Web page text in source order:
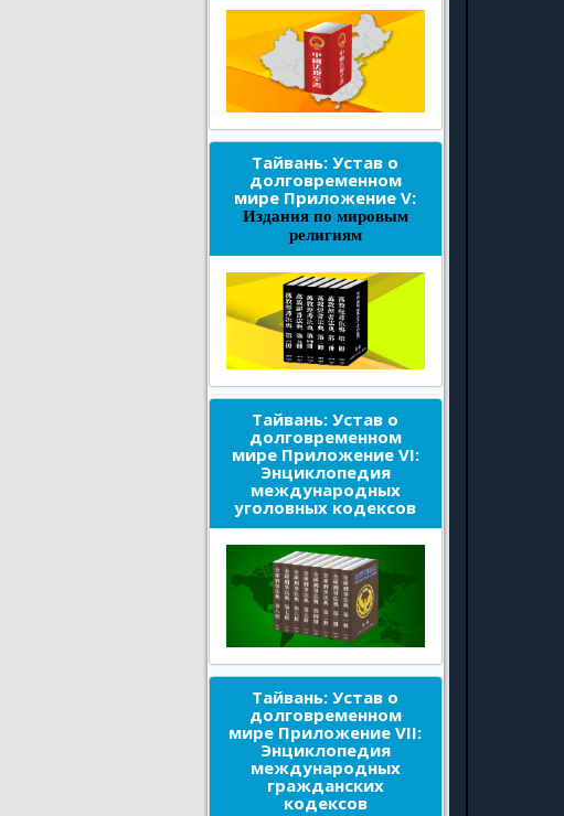
Тайвань: Устав о
долговременном
мире Приложение V:
Издания по мировым
религиям
Тайвань: Устав о
долговременном
мире Приложение VI:
Энциклопедия
международных
уголовных кодексов
Тайвань: Устав о
долговременном
мире Приложение VII:
Энциклопедия
международных
гражданских
кодексов